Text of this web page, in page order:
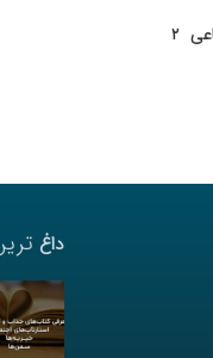
آگاپه؛ استارتاپ هوشمند اجتماعی ۲
داغ